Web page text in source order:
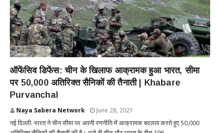
ऑफेंसिव डिफेंस: चीन के खिलाफ आक्रामक हुआ भारत, सीमा
पर 50,000 अतिरिक्त सैनिकों की तैनाती | Khabare
Purvanchal
Naya Sabera Network June 28, 2021
नई दिल्ली. भारत ने चीन सीमा पर अपनी रणनीति में आक्रामक बदलाव करते हुए 50,000